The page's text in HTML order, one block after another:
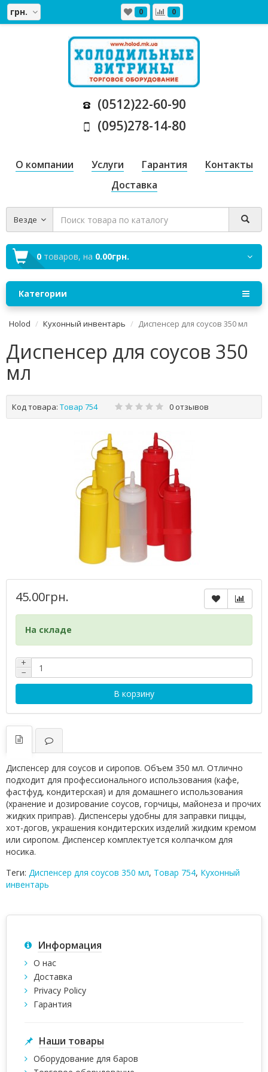
грн. 0 0
(0512)22-60-90
(095)278-14-80
О компании Услуги Гарантия
Контакты
Доставка
Везде
0 товаров, на 0.00грн.
Категории
Holod Кухонный инвентарь Диспенсер для соусов 350 мл
Диспенсер для соусов 350
мл
Код товара: Товар 754 0 отзывов
45.00грн.
На складе
+
−
В корзину
Диспенсер для соусов и сиропов. Объем 350 мл. Отлично
подходит для профессионального использования (кафе,
фастфуд, кондитерская) и для домашнего использования
(хранение и дозирование соусов, горчицы, майонеза и прочих
жидких приправ). Диспенсеры удобны для заправки пиццы,
хот-догов, украшения кондитерских изделий жидким кремом
или сиропом. Диспенсер комплектуется колпачком для
носика.
Теги: Диспенсер для соусов 350 мл, Товар 754, Кухонный
инвентарь
Информация
О нас
Доставка
Privacy Policy
Гарантия
Наши товары
Оборудование для баров